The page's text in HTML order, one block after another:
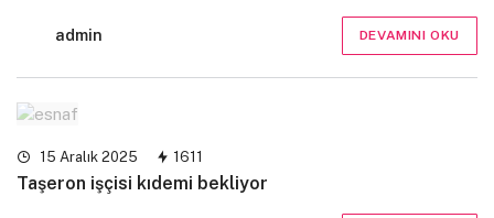
admin DEVAMINI OKU
15 Aralık 2025 1611
Taşeron işçisi kıdemi bekliyor